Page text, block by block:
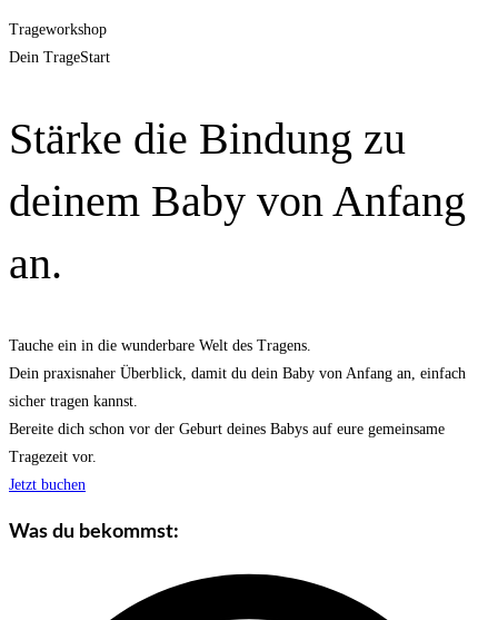
Trageworkshop
Dein TrageStart
Stärke die Bindung zu
deinem Baby von Anfang
an.
Tauche ein in die wunderbare Welt des Tragens.
Dein praxisnaher Überblick, damit du dein Baby von Anfang an, einfach
sicher tragen kannst.
Bereite dich schon vor der Geburt deines Babys auf eure gemeinsame
Tragezeit vor.
Jetzt buchen
Was du bekommst: